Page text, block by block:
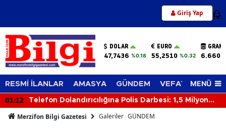
Giriş Yap 12
DOLAR
47,7436 %0.18
EURO
55,2510 %0.32
RESMİ İLANLAR AMASYA GÜNDEM VEFAT EDENLER
MENÜ
01:12
Telefon Dolandırıcılığına Polis Darbesi: 1,5 Milyon
Merzifon Bilgi Gazetesi Galeriler GÜNDEM